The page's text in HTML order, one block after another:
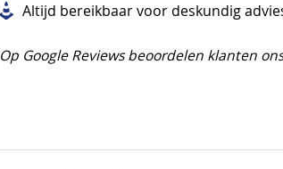
Altijd bereikbaar voor deskundig
Op Google Reviews beoordelen klanten